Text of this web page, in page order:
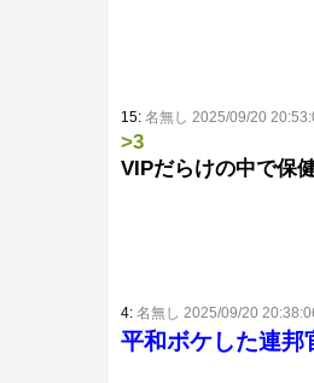
15: 名無し 2025/09/20
>3
VIPだらけの中で保
4: 名無し 2025/09/20
平和ボケした連